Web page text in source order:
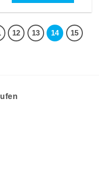
12 13 14 15